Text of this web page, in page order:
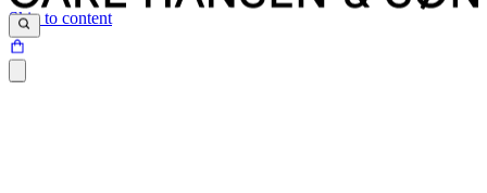
Skip to content